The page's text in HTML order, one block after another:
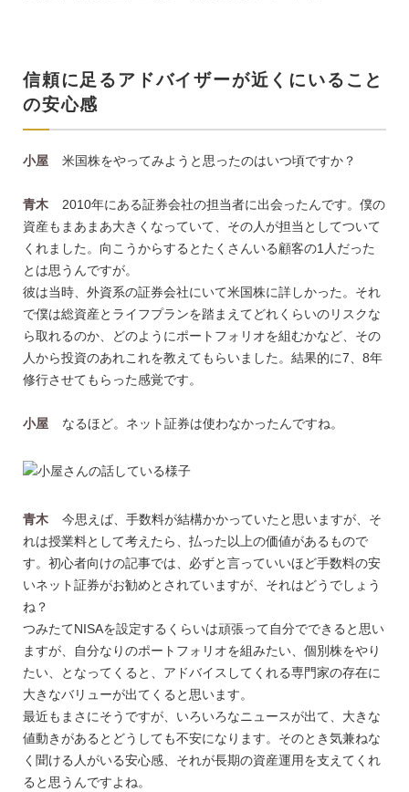
信頼に足るアドバイザーが近くにいること
の安心感
小屋 米国株をやってみようと思ったのはいつ頃ですか？
青木
2010年にある証券会社の担当者に出会ったんです。僕の
資産もまあまあ大きくなっていて、その人が担当としてついて
くれました。向こうからするとたくさんいる顧客の1人だった
とは思うんですが。
彼は当時、外資系の証券会社にいて米国株に詳しかった。それ
で僕は総資産とライフプランを踏まえてどれくらいのリスクな
ら取れるのか、どのようにポートフォリオを組むかなど、その
人から投資のあれこれを教えてもらいました。結果的に7、8年
修行させてもらった感覚です。
小屋 なるほど。ネット証券は使わなかったんですね。
青木
今思えば、手数料が結構かかっていたと思いますが、そ
れは授業料として考えたら、払った以上の価値があるもので
す。初心者向けの記事では、必ずと言っていいほど手数料の安
いネット証券がお勧めとされていますが、それはどうでしょう
ね？
つみたてNISAを設定するくらいは頑張って自分でできると思い
ますが、自分なりのポートフォリオを組みたい、個別株をやり
たい、となってくると、アドバイスしてくれる専門家の存在に
大きなバリューが出てくると思います。
最近もまさにそうですが、いろいろなニュースが出て、大きな
値動きがあるとどうしても不安になります。そのとき気兼ねな
く聞ける人がいる安心感、それが長期の資産運用を支えてくれ
ると思うんですよね。